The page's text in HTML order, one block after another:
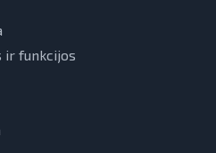
ir funkcijos